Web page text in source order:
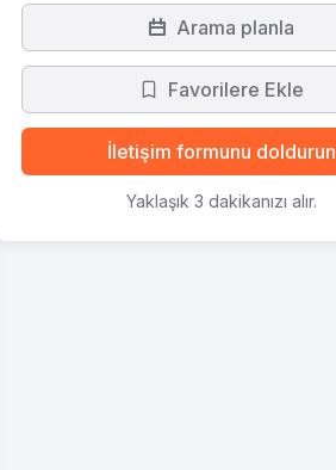
Arama planla
Favorilere Ekle
İletişim formunu doldurun
Yaklaşık 3 dakikanızı alır.